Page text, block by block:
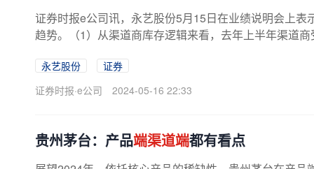
证券时报e公司讯，永艺股份5月15日在业绩说明会上表
趋势。（1）从渠道商库存逻辑来看，去年上半年渠道
永艺股份
证券
证券时报·e公司
2024-05-16 22:33
贵州茅台：产品端渠道端都有看点